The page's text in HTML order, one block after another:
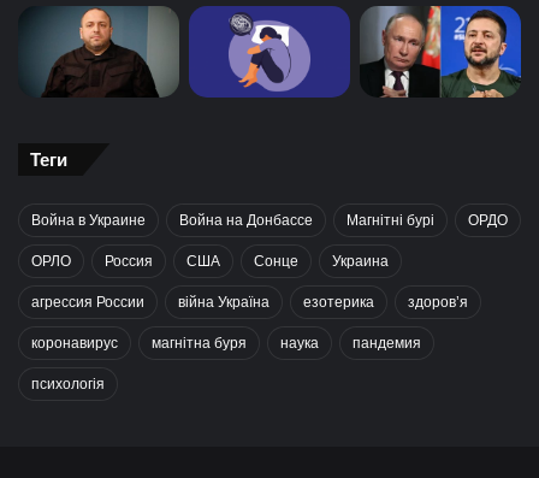
Теги
Война в Украине Война на Донбассе Магнітні бурі ОРДО
ОРЛО Россия США Сонце Украина
агрессия России війна Україна езотерика здоров’я
коронавирус магнітна буря наука пандемия
психологія